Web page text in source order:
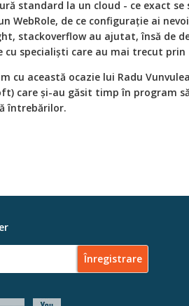
standard la un cloud - ce exact se
WebRole, de ce configuraţie ai
stackoverflow au ajutat, însă de
cu specialişti care au mai trecut
cu această ocazie lui Radu
care şi-au găsit timp în program
întrebărilor.